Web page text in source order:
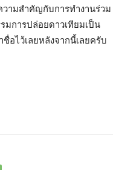
วามสำคัญกับการทำงานร่วม
มการปล่อยดาวเทียมเป็น
อไว้เลยหลังจากนี้เลยครับ